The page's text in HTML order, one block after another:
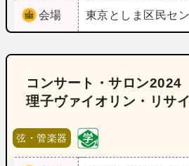
会場 東京としま区民セ
コンサート・サロン
理子ヴァイオリン・リサイ
弦・管楽器